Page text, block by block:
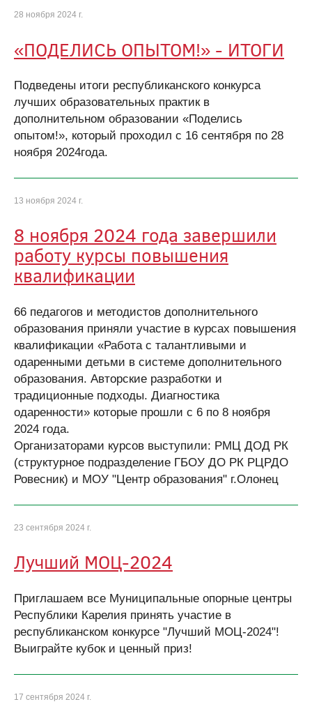
28 ноября 2024 г.
«ПОДЕЛИСЬ ОПЫТОМ!» - ИТОГИ
Подведены итоги республиканского конкурса
лучших образовательных практик в
дополнительном образовании «Поделись
опытом!», который проходил с 16 сентября по 28
ноября 2024года.
13 ноября 2024 г.
8 ноября 2024 года завершили
работу курсы повышения
квалификации
66 педагогов и методистов дополнительного
образования приняли участие в курсах повышения
квалификации «Работа с талантливыми и
одаренными детьми в системе дополнительного
образования. Авторские разработки и
традиционные подходы. Диагностика
одаренности» которые прошли с 6 по 8 ноября
2024 года.
Организаторами курсов выступили: РМЦ ДОД РК
(структурное подразделение ГБОУ ДО РК РЦРДО
Ровесник) и МОУ "Центр образования" г.Олонец
23 сентября 2024 г.
Лучший МОЦ-2024
Приглашаем все Муниципальные опорные центры
Республики Карелия принять участие в
республиканском конкурсе "Лучший МОЦ-2024"!
Выиграйте кубок и ценный приз!
17 сентября 2024 г.